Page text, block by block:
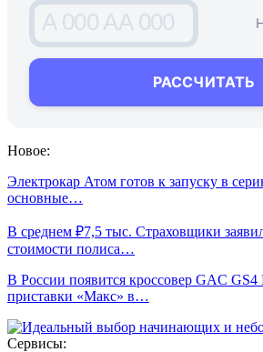
A 000 AA 000
РАССЧИТАТЬ
Новое:
Электрокар Атом готов к запуску в
основные…
В среднем ₽7,5 тыс. Страховщики
стоимости полиса…
В России появится кроссовер GAC GS4
приставки «Макс» в…
Сервисы: